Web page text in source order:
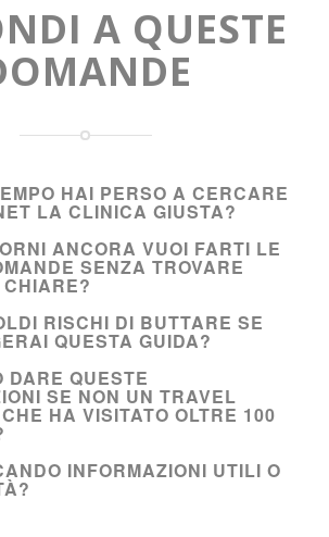
A QUESTE
HAI PERSO A CERCARE
LA CLINICA GIUSTA?
ANCORA VUOI FARTI LE
SENZA TROVARE
RISCHI DI BUTTARE SE
QUESTA GUIDA?
DARE QUESTE
SE NON UN TRAVEL
HA VISITATO OLTRE 100
INFORMAZIONI UTILI O